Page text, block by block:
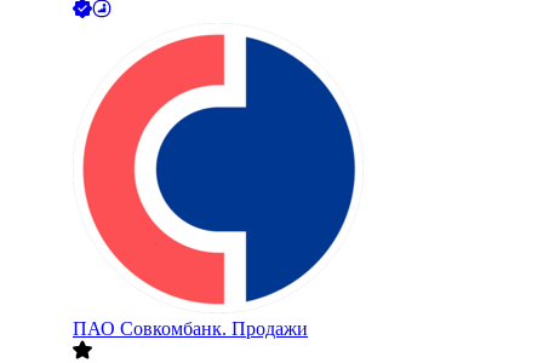
ПАО Совкомбанк. Продажи